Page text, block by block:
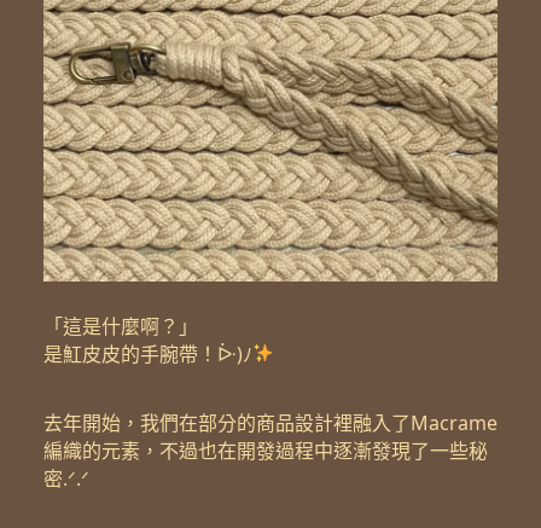
「這是什麼啊？」
是魟皮皮的手腕帶！ᐕ)ﾉ
去年開始，我們在部分的商品設計裡融入了Macrame
編織的元素，不過也在開發過程中逐漸發現了一些秘
密.ᐟ‪.ᐟ‪